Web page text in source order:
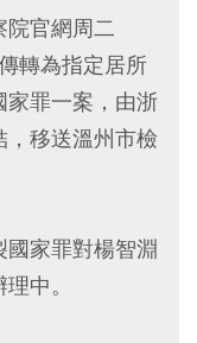
院官網周二
轉為指定居所
家罪一案，由浙
移送溫州市檢
國家罪對楊智淵
中。